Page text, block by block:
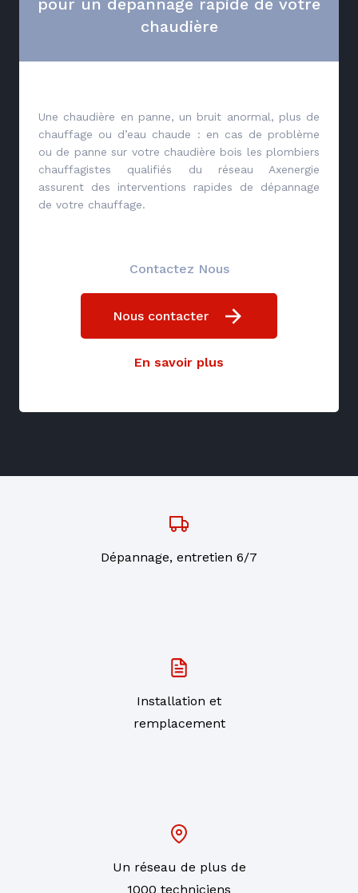
pour un dépannage rapide de votre
chaudière
Une chaudière en panne, un bruit anormal, plus de
chauffage ou d’eau chaude : en cas de problème
ou de panne sur votre chaudière bois les plombiers
chauffagistes qualifiés du réseau Axenergie
assurent des interventions rapides de dépannage
de votre chauffage.
Contactez Nous
Nous contacter
En savoir plus
Dépannage, entretien 6/7
Installation et
remplacement
Un réseau de plus de
1000 techniciens